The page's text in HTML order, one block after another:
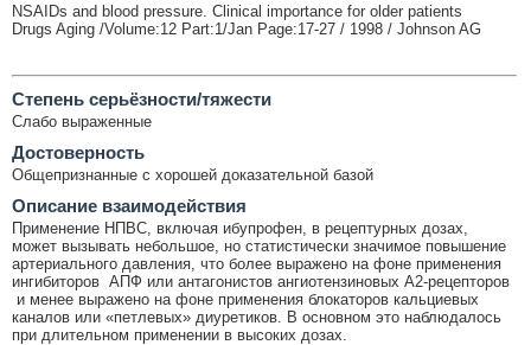
NSAIDs and blood pressure. Clinical importance for older patients
Drugs Aging /Volume:12 Part:1/Jan Page:17-27 / 1998 / Johnson AG
Cтепень серьёзности/тяжести
Слабо выраженные
Достоверность
Общепризнанные с хорошей доказательной базой
Описание взаимодействия
Применение НПВС, включая ибупрофен, в рецептурных дозах,
может вызывать небольшое, но статистически значимое повышение
артериального давления, что более выражено на фоне применения
ингибиторов АПФ или антагонистов ангиотензиновых А2-рецепторов
и менее выражено на фоне применения блокаторов кальциевых
каналов или «петлевых» диуретиков. В основном это наблюдалось
при длительном применении в высоких дозах.